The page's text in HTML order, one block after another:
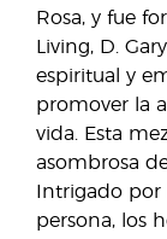
Rosa, y fue
Living, D.
espiritual y
promover la
vida. Esta
asombrosa
Intrigado
persona, los